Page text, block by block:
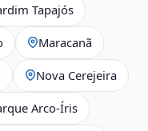
Tapajós
Maracanã
Nova Cerejeira
Arco-Íris